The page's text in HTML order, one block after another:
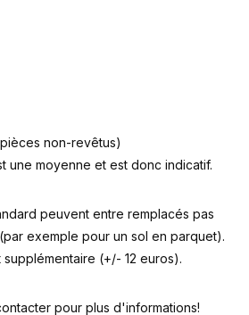
non-revêtus)
une moyenne et est donc indicatif.
peuvent entre remplacés pas
(par exemple pour un sol en parquet).
(+/- 12 euros).
pour plus d'informations!